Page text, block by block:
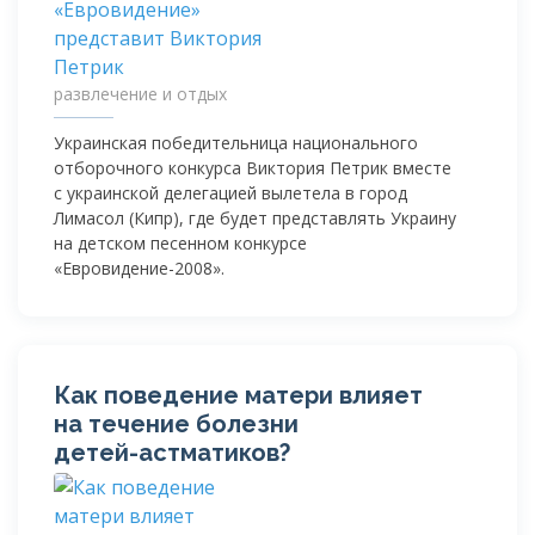
развлечение и отдых
Украинская победительница национального
отборочного конкурса Виктория Петрик вместе
с украинской делегацией вылетела в город
Лимасол (Кипр), где будет представлять Украину
на детском песенном конкурсе
«Евровидение-2008».
Как поведение матери влияет
на течение болезни
детей-астматиков?